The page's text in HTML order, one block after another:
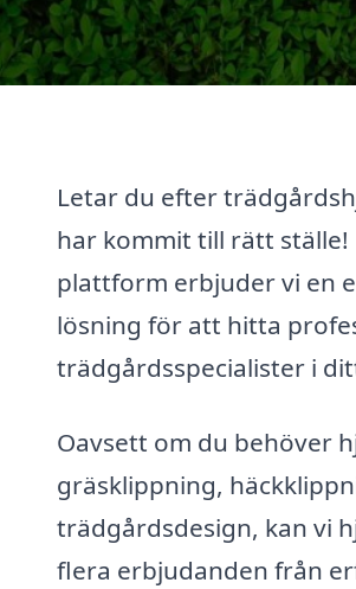
Letar du efter
har kommit till rätt ställe!
plattform erbjuder vi en
lösning för att hitta
trädgårdsspecialister i
Oavsett om du behöver
gräsklippning,
trädgårdsdesign, kan vi
flera erbjudanden från